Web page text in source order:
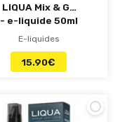
LIQUA Mix & Go
- e-liquide 50ml
E-liquides
15.90€